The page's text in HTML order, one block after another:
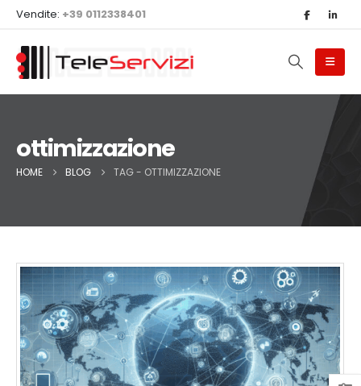
Vendite: +39 0112338401
ottimizzazione
HOME BLOG TAG - OTTIMIZZAZIONE